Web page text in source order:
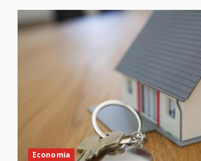
Economia